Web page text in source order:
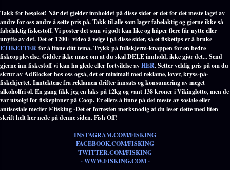
Takk for besøket! Når det gjelder innholdet på disse sider er det for det meste laget av
andre for oss andre å sette pris på. Takk til alle som lager fabelaktig og gjerne ikke så
fabelaktig fiskestoff. Vi poster det som vi godt kan like og håper flere får nytte eller
unytte av det. Det er 1200+ video å velge i på disse sider, så et fisketips er å bruke
ETIKETTERfor å finne ditt tema. Trykk på fullskjerm-knappen for en bedre
fiskeopplevelse. Gidder ikke mase om at du skal DELE innhold, ikke gjør det... Send
gjerne inn fiskestoff vi kan ha glede eller fortvilelse avHER. Setter veldig pris på om du
skrur av AdBlocker hos oss også, det er minimalt med reklame, lover, kryss-på-
fiskehjertet. Inntektene fra reklamen drifter innsats og konsumering av meget
alkoholfri øl. En gang fikk jeg en laks på 12kg og vant 138 kroner i Vikinglotto, men de
var utsolgt for fiskepinner på Coop. Er ellers å finne på det meste av sosiale eller
antisosiale medier @fisking -Det er forresten merksnodig at du leser dette med liten
skrift helt her nede på denne siden. Fish Off!
INSTAGRAM.COM/FISKING
FACEBOOK.COM/FISKING
TWITTER.COM/FISKING
- WWW.FISKING.COM -